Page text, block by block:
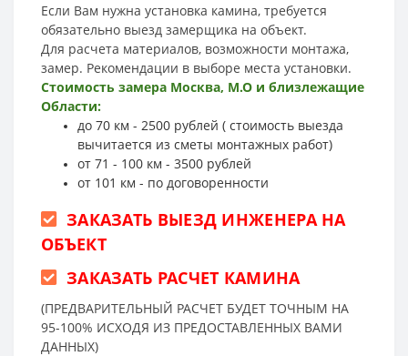
Если Вам нужна установка камина, требуется
обязательно выезд замерщика на объект.
Для расчета материалов, возможности монтажа,
замер. Рекомендации в выборе места установки.
Стоимость замера Москва, М.О и близлежащие
Области:
до 70 км - 2500 рублей ( стоимость выезда
вычитается из сметы монтажных работ)
от 71 - 100 км - 3500 рублей
от 101 км - по договоренности
ЗАКАЗАТЬ ВЫЕЗД ИНЖЕНЕРА НА
ОБЪЕКТ
ЗАКАЗАТЬ РАСЧЕТ КАМИНА
(ПРЕДВАРИТЕЛЬНЫЙ РАСЧЕТ БУДЕТ ТОЧНЫМ НА
95-100% ИСХОДЯ ИЗ ПРЕДОСТАВЛЕННЫХ ВАМИ
ДАННЫХ)